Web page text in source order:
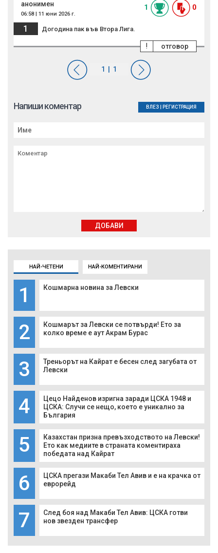
НАЙ-ЧЕТЕНИ НАЙ-КОМЕНТИРАНИ
1 Кошмарна новина за Левски
2
Кошмарът за Левски се потвърди! Ето за
колко време е аут Акрам Бурас
3
Треньорът на Кайрат е бесен след загубата от
Левски
4
Цецо Найденов изригна заради ЦСКА 1948 и
ЦСКА: Случи се нещо, което е уникално за
България
5
Казахстан призна превъзходството на Левски!
Ето как медиите в страната коментираха
победата над Кайрат
6
ЦСКА прегази Макаби Тел Авив и е на крачка от
еврорейд
7
След боя над Макаби Тел Авив: ЦСКА готви
нов звезден трансфер
анонимен
06:58 | 11 юни 2026 г.
1 0
1 Догодина пак във Втора Лига.
отговор
!
Напиши коментар ВЛЕЗ РЕГИСТРАЦИЯ
ДОБАВИ